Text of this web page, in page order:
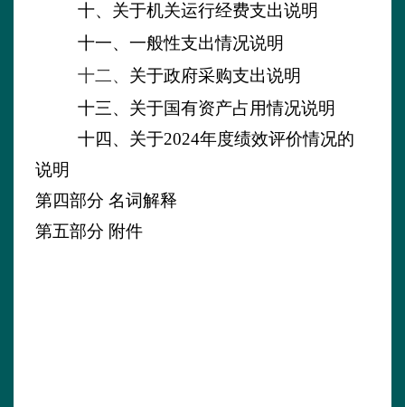
十、关于机关运行经费支出说明
十一、一般性支出情况说明
十二、 关于政府采购支出说明
十三、关于国有资产占用情况说明
十四、 关于2024年度绩效评价情况的
说明
第四部分 名词解释
第五部分 附件